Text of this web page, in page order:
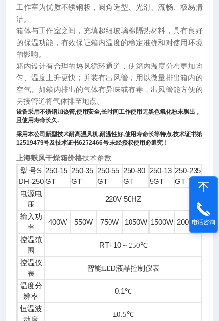
工作室为优质不锈钢板，圆角造型、光滑、流畅、极易清
洁。
箱体与工作室之间，充填超细玻璃棉隔热材料，具有良好
的保温功能，有效保证箱内温度的稳定准确和对使用环境
的影响。
箱内设计有合理的热风循环通道，使箱内温度分布更加均
匀、温度上升更快；并装有出风管，用以微量排出箱内的
空气。如箱内排出的气体有异味或有毒，出风管能方便的
另接管道将气体排至地点。
设备采用不锈钢加热管,使用安全,长时间工作使用无黑色氧化粉末飘出，
且使用寿命长久.
采用本公司新型技术耐高温风机,耐温性好,使用寿命长等特点.技术证书第
12519479号及技术证书6272466号.未经授权使用必追究！
上海鼓风干燥箱价格技术参数
型 号S
DH-250
250-15
GT
250-35
GT
250-55
GT
250-80
GT
250-13
5GT
250-235
GT
电源电
压
220V 50HZ
输入功
率
400W 550W 750W 1050W 1500W 2000W
控温范
围
RT+10～ 250℃
控温仪
表
智能LED液晶控制仪表
温度分
辨率
0.1℃
恒温波
动度
±0.5℃
号
S
H
电话咨询